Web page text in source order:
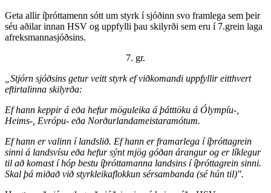
Geta allir íþróttamenn sótt um styrk í sjóðinn svo framlega sem þeir
séu aðilar innan HSV og uppfylli þau skilyrði sem eru í 7.grein laga
afreksmannasjóðsins.
7. gr.
„Stjórn sjóðsins getur veitt styrk ef viðkomandi uppfyllir eitthvert
eftirtalinna skilyrða:
Ef hann keppir á eða hefur möguleika á þátttöku á Ólympíu-,
Heims-, Evrópu- eða Norðurlandameistaramótum.
Ef hann er valinn í landslið. Ef hann er framarlega í íþróttagrein
sinni á landsvísu eða hefur sýnt mjög góðan árangur og er líklegur
til að komast í hóp bestu íþróttamanna landsins í íþróttagrein sinni.
Skal þá miðað við styrkleikaflokkun sérsambanda (sé hún til)".